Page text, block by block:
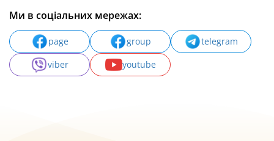
Ми в соціальних мережах:
page group
telegram
viber
youtube